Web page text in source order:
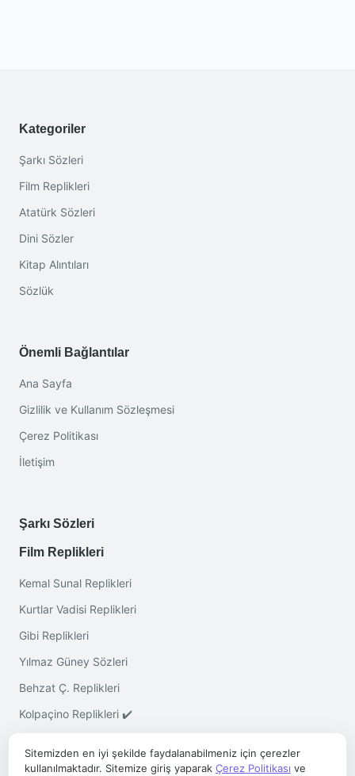
Kategoriler
Şarkı Sözleri
Film Replikleri
Atatürk Sözleri
Dini Sözler
Kitap Alıntıları
Sözlük
Önemli Bağlantılar
Ana Sayfa
Gizlilik ve Kullanım Sözleşmesi
Çerez Politikası
İletişim
Şarkı Sözleri
Film Replikleri
Kemal Sunal Replikleri
Kurtlar Vadisi Replikleri
Gibi Replikleri
Yılmaz Güney Sözleri
Behzat Ç. Replikleri
Kolpaçino Replikleri ✔️
Sitemizden en iyi şekilde faydalanabilmeniz için çerezler
kullanılmaktadır. Sitemize giriş yaparak Çerez Politikası ve